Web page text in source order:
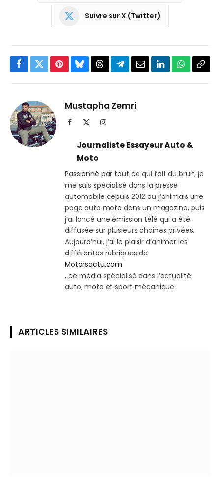
Suivre sur X (Twitter)
Facebook
TwitterPinterestBlueskyThreadsPartager
Telegram
EmailLinkedInWhatsApp
Mustapha Zemri
Facebook Instagram
Journaliste Essayeur Auto &
Moto
Passionné par tout ce qui fait du bruit, je
me suis spécialisé dans la presse
automobile depuis 2012 ou j’animais une
page auto moto dans un magazine, puis
j’ai lancé une émission télé qui a été
diffusée sur plusieurs chaines privées.
Aujourd’hui, j’ai le plaisir d’animer les
différentes rubriques de
Motorsactu.com
, ce média spécialisé dans l’actualité
auto, moto et sport mécanique.
ARTICLES SIMILAIRES